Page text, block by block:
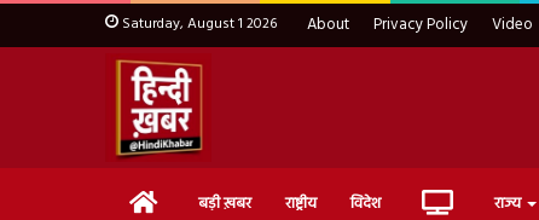
Saturday, August 1 2026 About Privacy Policy Video
Home बड़ी ख़बर राष्ट्रीय विदेश Live राज्य